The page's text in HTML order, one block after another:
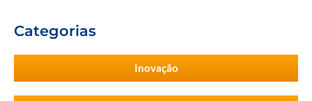
Categorias
Inovação